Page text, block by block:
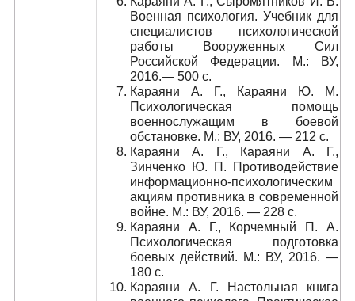
Военная психология. Учебник для
специалистов психологической
работы Вооруженных Сил
Российской Федерации. М.: ВУ,
2016.— 500 с.
Караяни А. Г., Караяни Ю. М.
Психологическая помощь
военнослужащим в боевой
обстановке. М.: ВУ, 2016. — 212 с.
Караяни А. Г., Караяни А. Г.,
Зинченко Ю. П. Противодействие
информационно-психологическим
акциям противника в современной
войне. М.: ВУ, 2016. — 228 с.
Караяни А. Г., Корчемный П. А.
Психологическая подготовка
боевых действий. М.: ВУ, 2016. —
180 с.
Караяни А. Г. Настольная книга